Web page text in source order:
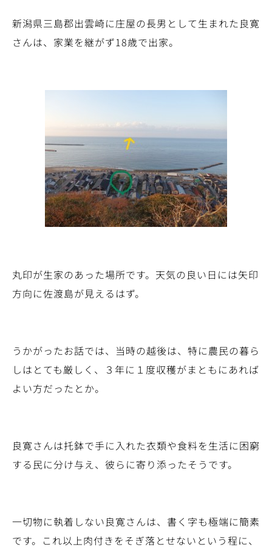
新潟県三島郡出雲崎に庄屋の長男として生まれた良寛
さんは、家業を継がず18歳で出家。
丸印が生家のあった場所です。天気の良い日には矢印
方向に佐渡島が見えるはず。
うかがったお話では、当時の越後は、特に農民の暮ら
しはとても厳しく、３年に１度収穫がまともにあれば
よい方だったとか。
良寛さんは托鉢で手に入れた衣類や食料を生活に困窮
する民に分け与え、彼らに寄り添ったそうです。
一切物に執着しない良寛さんは、書く字も極端に簡素
です。これ以上肉付きをそぎ落とせないという程に、